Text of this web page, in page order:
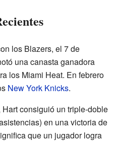
los Blazers, el 7 de
una canasta ganadora
los Miami Heat. En febrero
New York Knicks.
consiguió un triple-doble
en una victoria de
que un jugador logra